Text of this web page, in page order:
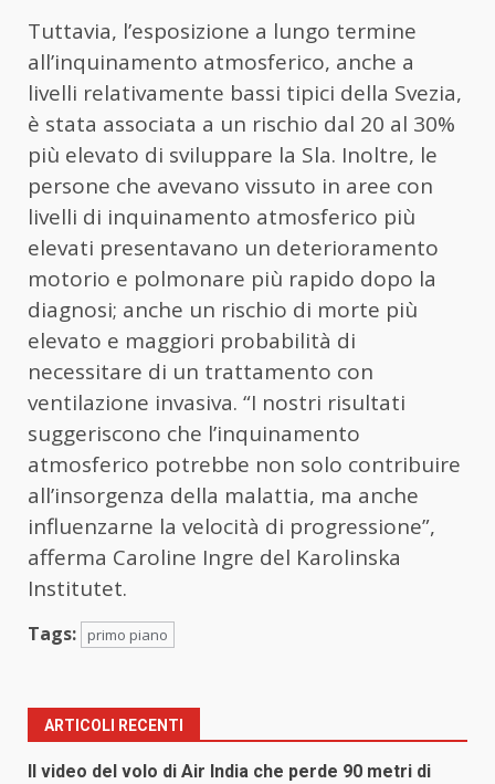
Tuttavia, l’esposizione a lungo termine
all’inquinamento atmosferico, anche a
livelli relativamente bassi tipici della Svezia,
è stata associata a un rischio dal 20 al 30%
più elevato di sviluppare la Sla. Inoltre, le
persone che avevano vissuto in aree con
livelli di inquinamento atmosferico più
elevati presentavano un deterioramento
motorio e polmonare più rapido dopo la
diagnosi; anche un rischio di morte più
elevato e maggiori probabilità di
necessitare di un trattamento con
ventilazione invasiva. “I nostri risultati
suggeriscono che l’inquinamento
atmosferico potrebbe non solo contribuire
all’insorgenza della malattia, ma anche
influenzarne la velocità di progressione”,
afferma Caroline Ingre del Karolinska
Institutet.
Tags: primo piano
ARTICOLI RECENTI
Il video del volo di Air India che perde 90 metri di